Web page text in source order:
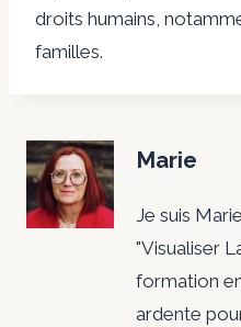
droits humains,
familles.
Marie
Je suis
"Visualiser
formation
ardente